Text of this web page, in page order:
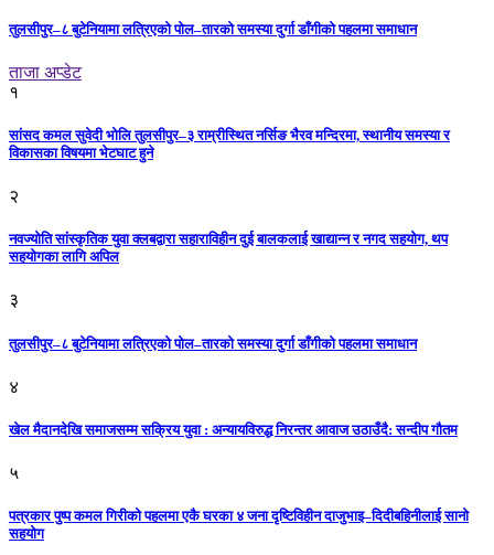
तुलसीपुर–८ बुटेनियामा लत्रिएको पोल–तारको समस्या दुर्गा डाँगीको पहलमा समाधान
ताजा अप्डेट
१
सांसद कमल सुवेदी भोलि तुलसीपुर–३ राम्रीस्थित नर्सिङ भैरव मन्दिरमा, स्थानीय समस्या र
विकासका विषयमा भेटघाट हुने
२
नवज्योति सांस्कृतिक युवा क्लबद्वारा सहाराविहीन दुई बालकलाई खाद्यान्न र नगद सहयोग, थप
सहयोगका लागि अपिल
३
तुलसीपुर–८ बुटेनियामा लत्रिएको पोल–तारको समस्या दुर्गा डाँगीको पहलमा समाधान
४
खेल मैदानदेखि समाजसम्म सक्रिय युवा : अन्यायविरुद्ध निरन्तर आवाज उठाउँदै: सन्दीप गौतम
५
पत्रकार पुष्प कमल गिरीको पहलमा एकै घरका ४ जना दृष्टिविहीन दाजुभाइ–दिदीबहिनीलाई सानो
सहयोग